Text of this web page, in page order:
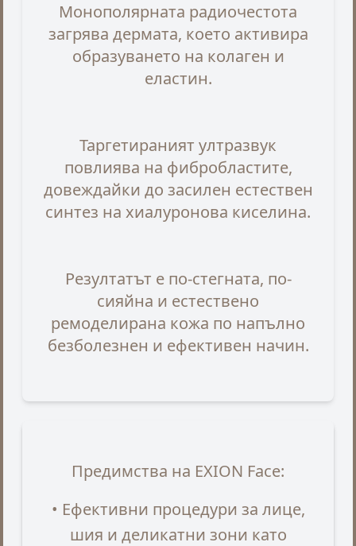
Монополярната радиочестота
загрява дермата, което активира
образуването на колаген и
еластин.
Таргетираният ултразвук
повлиява на фибробластите,
довеждайки до засилен естествен
синтез на хиалуронова киселина.
Резултатът е по-стегната, по-
сияйна и естествено
ремоделирана кожа по напълно
безболезнен и ефективен начин.
Предимства на EXION Face:
• Ефективни процедури за лице,
шия и деликатни зони като